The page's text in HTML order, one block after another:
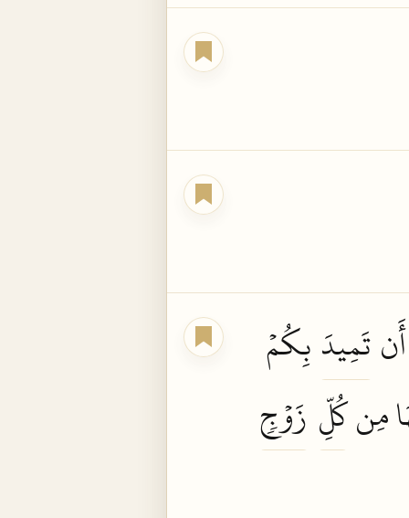
تَمِيدَبِكُمۡ
مِنكُلِّ زَوۡجٖ